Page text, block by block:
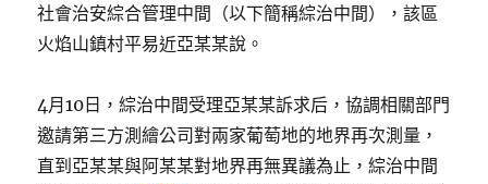
社會治安綜合管理中間（以下簡稱綜治中間），該區
火焰山鎮村平易近亞某某說。
4月10日，綜治中間受理亞某某訴求后，協調相關部門
邀請第三方測繪公司對兩家葡萄地的地界再次測量，
直到亞某某與阿某某對地界再無異議為止，綜治中間